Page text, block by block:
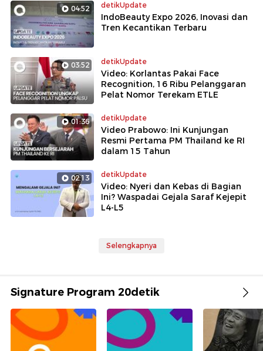
04:52 detikUpdate
IndoBeauty Expo 2026, Inovasi dan
Tren Kecantikan Terbaru
03:52 detikUpdate
Video: Korlantas Pakai Face
Recognition, 16 Ribu Pelanggaran
Pelat Nomor Terekam ETLE
01:36 detikUpdate
Video Prabowo: Ini Kunjungan
Resmi Pertama PM Thailand ke RI
dalam 15 Tahun
02:13 detikUpdate
Video: Nyeri dan Kebas di Bagian
Ini? Waspadai Gejala Saraf Kejepit
L4-L5
Selengkapnya
Signature Program 20detik